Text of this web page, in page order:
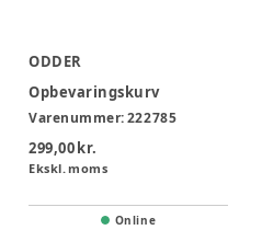
ODDER
Opbevaringskurv
Varenummer:222785
299,00 kr.
Ekskl. moms
Online